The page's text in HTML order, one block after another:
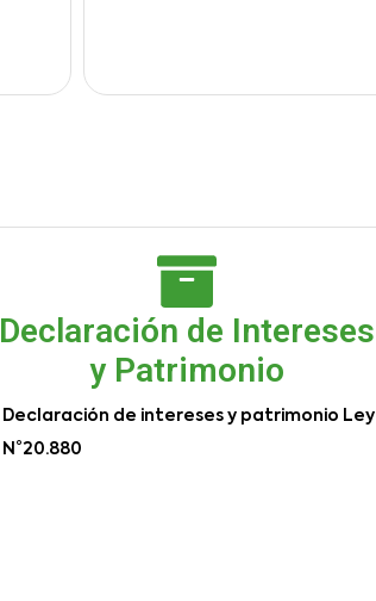
Declaración de Intereses
y Patrimonio
Declaración de intereses y patrimonio Ley
N°20.880